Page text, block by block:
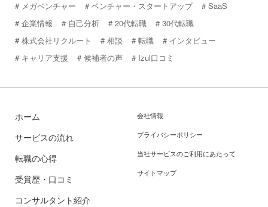
メガベンチャー
ベンチャー・スタートアップ
SaaS
企業情報
自己分析 20代転職
30代転職
株式会社リクルート
相談 転職
インタビュー
キャリア支援
候補者の声 Izul口コミ
ホーム
サービスの流れ
転職の心得
受賞歴・口コミ
コンサルタント紹介
会社情報
プライバシーポリシー
当社サービスのご利用にあたって
サイトマップ